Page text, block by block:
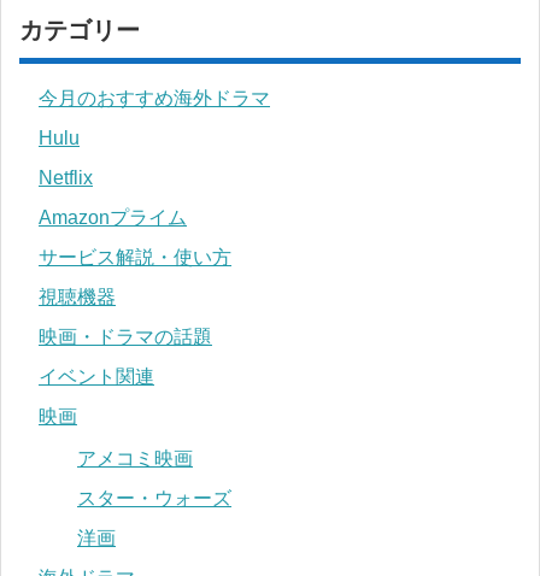
カテゴリー
今月のおすすめ海外ドラマ
Hulu
Netflix
Amazonプライム
サービス解説・使い方
視聴機器
映画・ドラマの話題
イベント関連
映画
アメコミ映画
スター・ウォーズ
洋画